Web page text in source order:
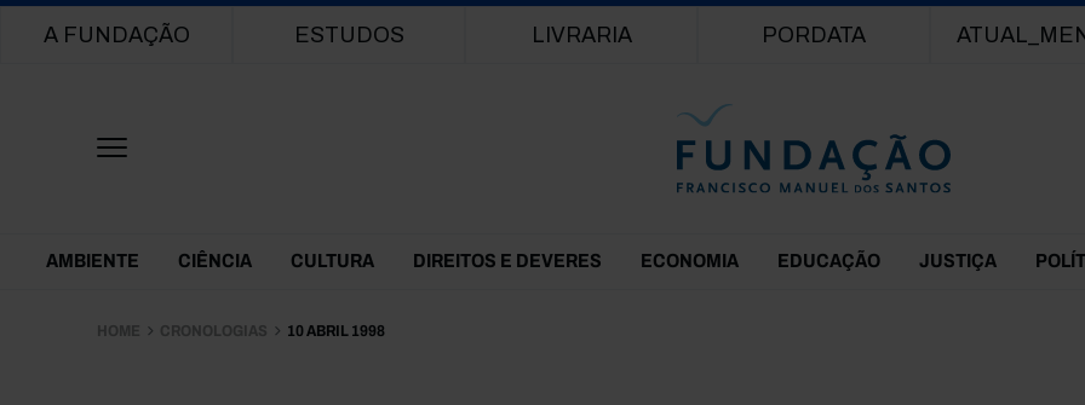
Main navigation
A FUNDAÇÃO ESTUDOS LIVRARIA PORDATA
Themes Menu
AMBIENTE CIÊNCIA CULTURA DIREITOS E DEVERES ECONOMIA EDUCAÇÃO JUSTIÇA
HOME CRONOLOGIAS 10 ABRIL 1998